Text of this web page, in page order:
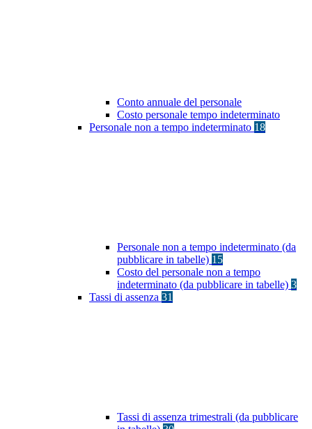
Conto annuale del personale
Costo personale tempo indeterminato
Personale non a tempo indeterminato 18
Personale non a tempo indeterminato (da
pubblicare in tabelle) 15
Costo del personale non a tempo
indeterminato (da pubblicare in tabelle) 3
Tassi di assenza 31
Tassi di assenza trimestrali (da pubblicare